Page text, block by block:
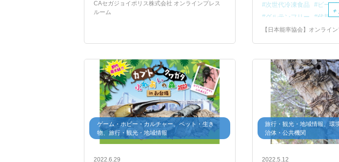
タカラトミー
お台場
生体展示
スタンプラリー
CAセガジョイポリス株式会社 オンラインプレス
ルーム
次世代冷凍食品
ビーガ
グルテンフリー
代替食
一見変わった調味料
日
東京ビッグサイト
＋
【日本能率協会】オンライ
ゲーム・ホビー・カルチャー、ペット・生き
物、旅行・観光・地域情報
2022.6.29
旅行・観光・地域情報、環
治体・公共機関
2022.5.12